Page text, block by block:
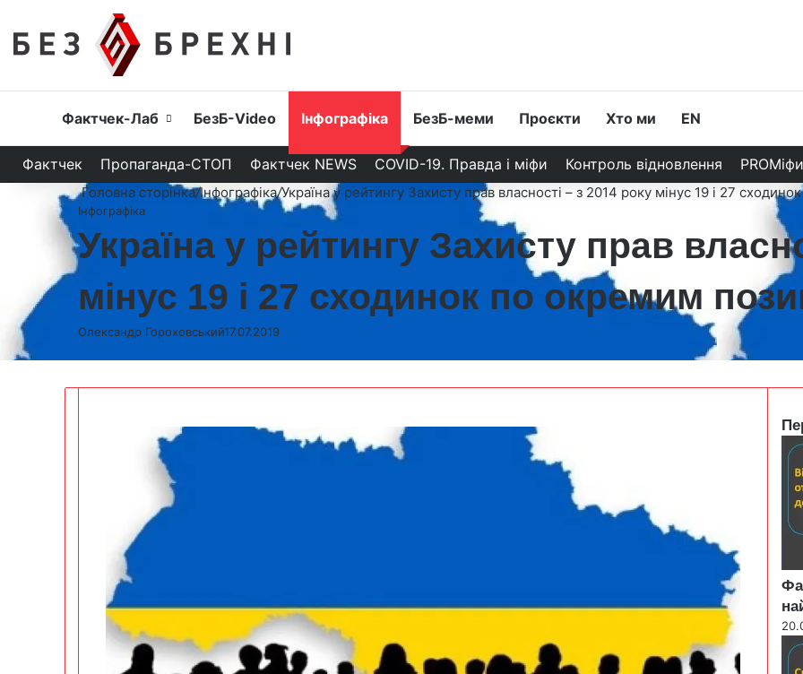
Головна
Фактчек-Лаб БезБ-Video Інфографіка БезБ-меми Проєкти Хто ми EN
Фактчек Пропаганда-СТОП Фактчек NEWS COVID-19. Правда і міфи Контроль відновлення PROМіфи
Головна сторінка/Інфографіка/Україна у рейтингу Захисту прав власності – з 2014 року мінус 19 і 27
Інфографіка
Україна у рейтингу Захисту прав
мінус 19 і 27 сходинок по окремим
Олександр Гороховський17.07.2019
e